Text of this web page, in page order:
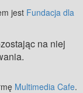
jest Fundacja dla
na niej
Multimedia Cafe.